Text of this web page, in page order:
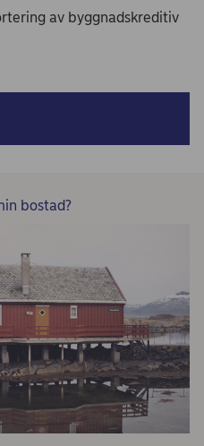
av byggnadskreditiv
bostad?